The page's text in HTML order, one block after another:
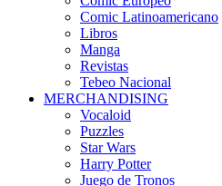
Comic Latinoamericano
Libros
Manga
Revistas
Tebeo Nacional
MERCHANDISING
Vocaloid
Puzzles
Star Wars
Harry Potter
Juego de Tronos